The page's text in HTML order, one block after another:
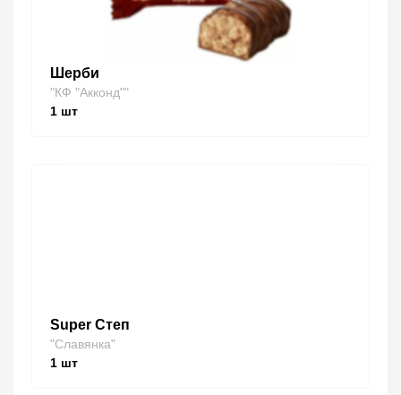
Шерби
"КФ "Акконд""
1 шт
Super Степ
"Славянка"
1 шт